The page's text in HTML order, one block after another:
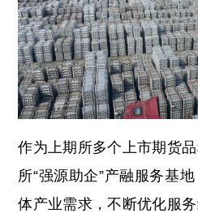
作为上期所多个上市期货
所“强源助企”产融服务基
体产业需求，不断优化服